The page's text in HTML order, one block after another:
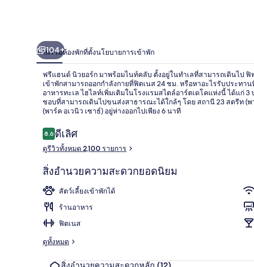
104+
ภาพรวมห้องพักที่ตั้งนโยบายการเข้าพัก
ฟรีแฮนด์ นิวยอร์ก มาพร้อมไนท์คลับ ตั้งอยู่ในทำเลที่สามารถเดินไป
เข้าพักสามารถออกกำลังกายที่ฟิตเนส 24 ชม. หรือหาอะไรรับประทา
อาหารทะเล ไฮไลท์เพิ่มเติมในโรงแรมสไตล์อาร์ตเดโคแห่งนี้ ได้แก่
ชอบที่สามารถเดินไปขนส่งสาธารณะได้ใกล้ๆ โดย สถานี 23 สตรีท (พ
(พาร์ค อเวนิว เซาธ์) อยู่ห่างออกไปเพียง 6 นาที
รีวิว
8.68.6 จาก 10
ดีเลิศ
ดูรีวิวทั้งหมด 2,100 รายการ
สิ่งอำนวยความสะดวกยอดนิยม
สัตว์เลี้ยงเข้าพักได้
ร้านอาหาร
ฟิตเนส
ดูทั้งหมด